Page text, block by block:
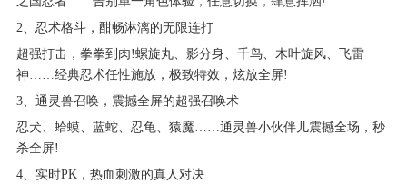
2、忍术格斗，酣畅淋漓的无限连打
超强打击，拳拳到肉!螺旋丸、影分身、千鸟、木叶旋风、飞雷
神……经典忍术任性施放，极致特效，炫放全屏!
3、通灵兽召唤，震撼全屏的超强召唤术
忍犬、蛤蟆、蓝蛇、忍龟、猿魔……通灵兽小伙伴儿震撼全场，秒
杀全屏!
4、实时PK，热血刺激的真人对决